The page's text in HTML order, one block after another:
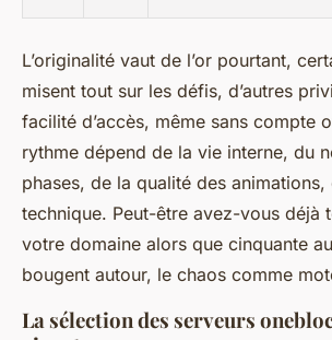
L’originalité vaut de l’or pourtant,
misent tout sur les défis, d’autres
facilité d’accès, même sans compte
rythme dépend de la vie interne, du
phases, de la qualité des
technique. Peut-être avez-vous déjà
votre domaine alors que cinquante
bougent autour, le chaos comme
La sélection des serveurs